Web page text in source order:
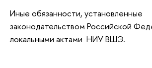
Иные обязанности, установленные
законодательством Российской
локальными актами НИУ ВШЭ.